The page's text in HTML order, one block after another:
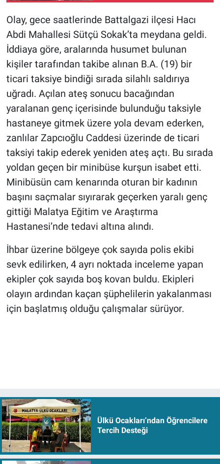
Olay, gece saatlerinde Battalgazi ilçesi Hacı
Abdi Mahallesi Sütçü Sokak’ta meydana geldi.
İddiaya göre, aralarında husumet bulunan
kişiler tarafından takibe alınan B.A. (19) bir
ticari taksiye bindiği sırada silahlı saldırıya
uğradı. Açılan ateş sonucu bacağından
yaralanan genç içerisinde bulunduğu taksiyle
hastaneye gitmek üzere yola devam ederken,
zanlılar Zapcıoğlu Caddesi üzerinde de ticari
taksiyi takip ederek yeniden ateş açtı. Bu sırada
yoldan geçen bir minibüse kurşun isabet etti.
Minibüsün cam kenarında oturan bir kadının
başını saçmalar sıyırarak geçerken yaralı genç
gittiği Malatya Eğitim ve Araştırma
Hastanesi’nde tedavi altına alındı.
İhbar üzerine bölgeye çok sayıda polis ekibi
sevk edilirken, 4 ayrı noktada inceleme yapan
ekipler çok sayıda boş kovan buldu. Ekipleri
olayın ardından kaçan şüphelilerin yakalanması
için başlatmış olduğu çalışmalar sürüyor.
Ülkü Ocakları’ndan Öğrencilere
Tercih Desteği